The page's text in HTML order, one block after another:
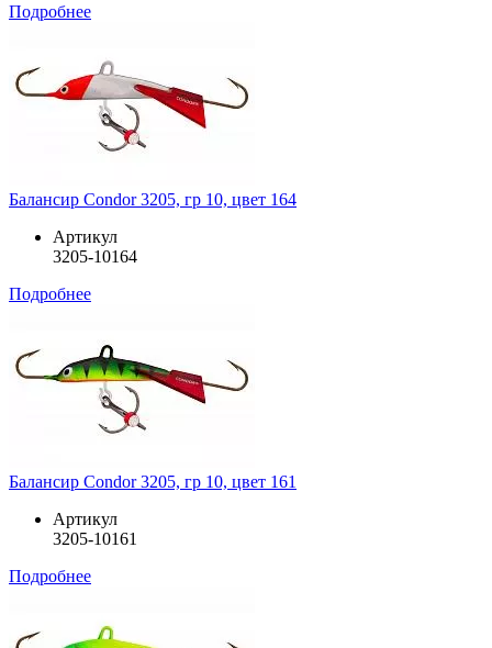
Подробнее
Балансир Condor 3205, гр 10, цвет 164
Артикул
3205-10164
Подробнее
Балансир Condor 3205, гр 10, цвет 161
Артикул
3205-10161
Подробнее